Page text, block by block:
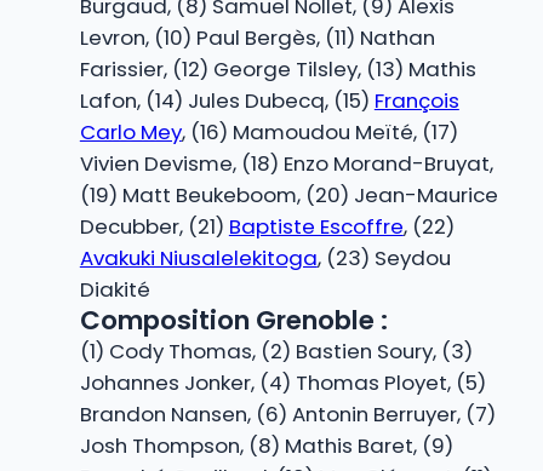
Burgaud, (8) Samuel Nollet, (9) Alexis
Levron, (10) Paul Bergès, (11) Nathan
Farissier, (12) George Tilsley, (13) Mathis
Lafon, (14) Jules Dubecq, (15) François
Carlo Mey, (16) Mamoudou Meïté, (17)
Vivien Devisme, (18) Enzo Morand-Bruyat,
(19) Matt Beukeboom, (20) Jean-Maurice
Decubber, (21) Baptiste Escoffre, (22)
Avakuki Niusalelekitoga, (23) Seydou
Diakité
Composition Grenoble :
(1) Cody Thomas, (2) Bastien Soury, (3)
Johannes Jonker, (4) Thomas Ployet, (5)
Brandon Nansen, (6) Antonin Berruyer, (7)
Josh Thompson, (8) Mathis Baret, (9)